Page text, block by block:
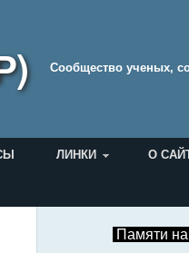
Cообщество ученых,
ЛИНКИ О
Памяти